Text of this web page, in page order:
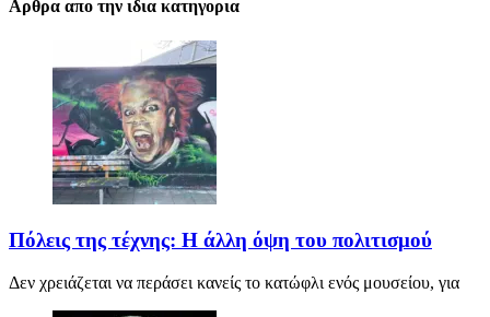
Αρθρα απο την ιδια κατηγορια
Πόλεις της τέχνης: Η άλλη όψη του πολιτισμού
Δεν χρειάζεται να περάσει κανείς το κατώφλι ενός μουσείου, για